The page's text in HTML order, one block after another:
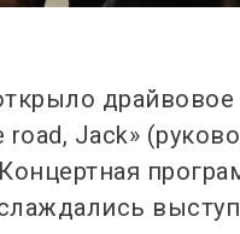
Jack»